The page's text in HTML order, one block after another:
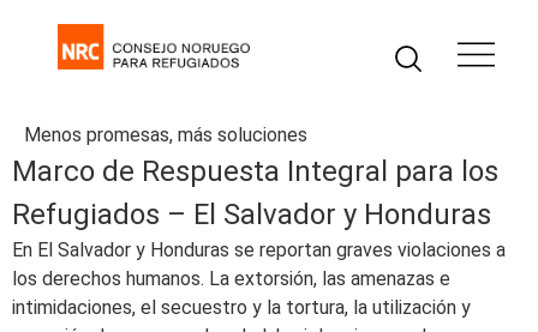
Menos promesas, más soluciones
Marco de Respuesta Integral para los
Refugiados – El Salvador y Honduras
En El Salvador y Honduras se reportan graves violaciones a
los derechos humanos. La extorsión, las amenazas e
intimidaciones, el secuestro y la tortura, la utilización y